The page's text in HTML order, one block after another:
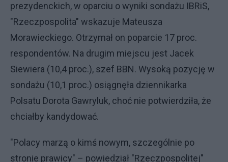
prezydenckich, w oparciu o wyniki sondażu IBRiS,
"Rzeczpospolita" wskazuje Mateusza
Morawieckiego. Otrzymał on poparcie 17 proc.
respondentów. Na drugim miejscu jest Jacek
Siewiera (10,4 proc.), szef BBN. Wysoką pozycję w
sondażu (10,1 proc.) osiągnęła dziennikarka
Polsatu Dorota Gawryluk, choć nie potwierdziła, że
chciałby kandydować.
"Polacy marzą o kimś nowym, szczególnie po
stronie prawicy" – powiedział "Rzeczpospolitej"